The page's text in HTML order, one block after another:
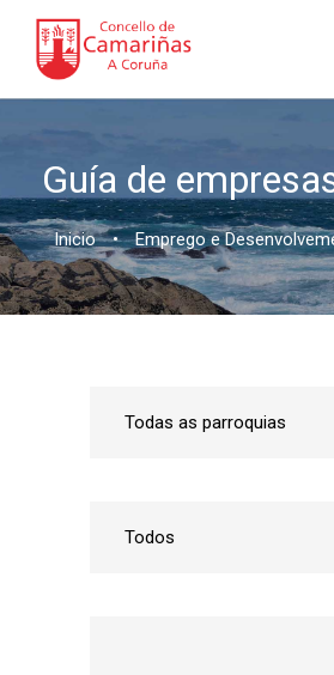
Guía de
Inicio • Emprego e